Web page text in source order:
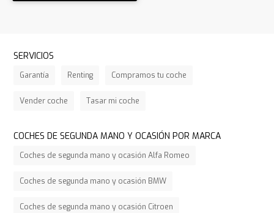
SERVICIOS
Garantía Renting Compramos tu coche
Vender coche Tasar mi coche
COCHES DE SEGUNDA MANO Y OCASIÓN POR MARCA
Coches de segunda mano y ocasión Alfa Romeo
Coches de segunda mano y ocasión BMW
Coches de segunda mano y ocasión Citroen